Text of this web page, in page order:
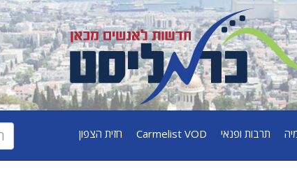
תרבות ופנאי Carmelist VOD חזית הצפון